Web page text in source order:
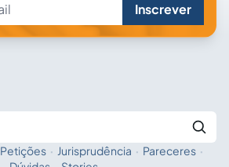
Inscrever
Petições · Jurisprudência · Pareceres ·